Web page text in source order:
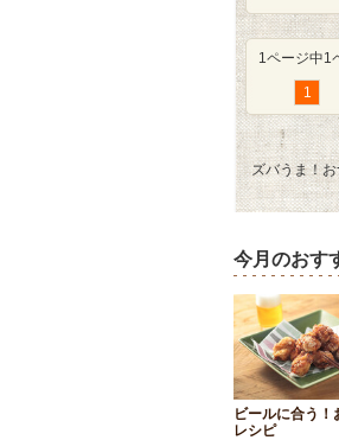
1ページ中1
1
ズバうま！
今月のおす
ビールに合う！
レシピ